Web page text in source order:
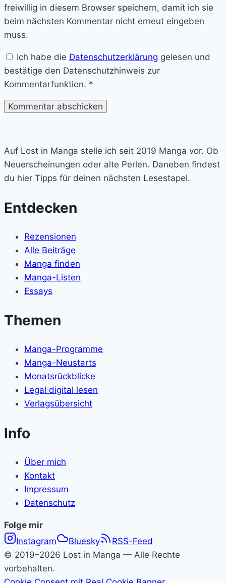
freiwillig in diesem Browser speichern, damit ich sie
beim nächsten Kommentar nicht erneut eingeben
muss.
Ich habe die Datenschutzerklärung gelesen und
bestätige den Datenschutzhinweis zur
Kommentarfunktion. *
Manga
Auf Lost in Manga stelle ich seit 2019 Manga vor. Ob
Neuerscheinungen oder alte Perlen. Daneben findest
du hier Tipps für deinen nächsten Lesestapel.
Entdecken
Rezensionen
Alle Beiträge
Manga finden
Manga-Listen
Essays
Themen
Manga-Programme
Manga-Neustarts
Monatsrückblicke
Legal digital lesen
Verlagsübersicht
Info
Über mich
Kontakt
Impressum
Datenschutz
Folge
Lost
in
Folge mir
Instagram
Bluesky
RSS-Feed
© 2019–2026 Lost in Manga — Alle Rechte
vorbehalten.